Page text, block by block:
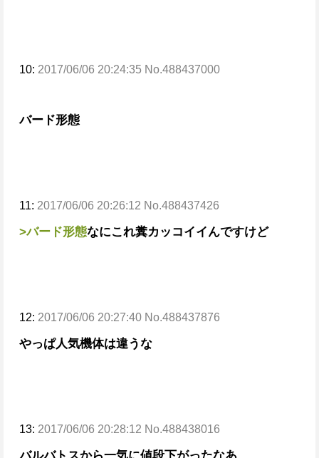
10: 2017/06/06 20:24:35 No.488437000
バード形態
11: 2017/06/06 20:26:12 No.488437426
>バード形態なにこれ糞カッコイイんですけど
12: 2017/06/06 20:27:40 No.488437876
やっぱ人気機体は違うな
13: 2017/06/06 20:28:12 No.488438016